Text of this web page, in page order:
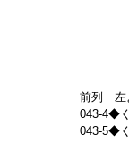
前列　左
043-4◆
043-5◆